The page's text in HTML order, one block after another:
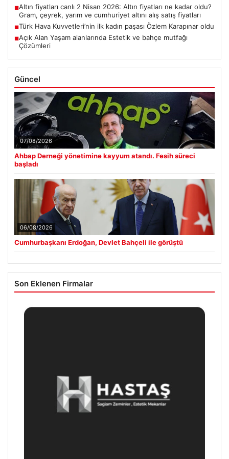
■Açık Alan Yaşam alanlarında Estetik ve bahçe mutfağı
Çözümleri
Güncel
07/08/2026
Ahbap Derneği yönetimine kayyum atandı. Fesih süreci
başladı
06/08/2026
Cumhurbaşkanı Erdoğan, Devlet Bahçeli ile görüştü